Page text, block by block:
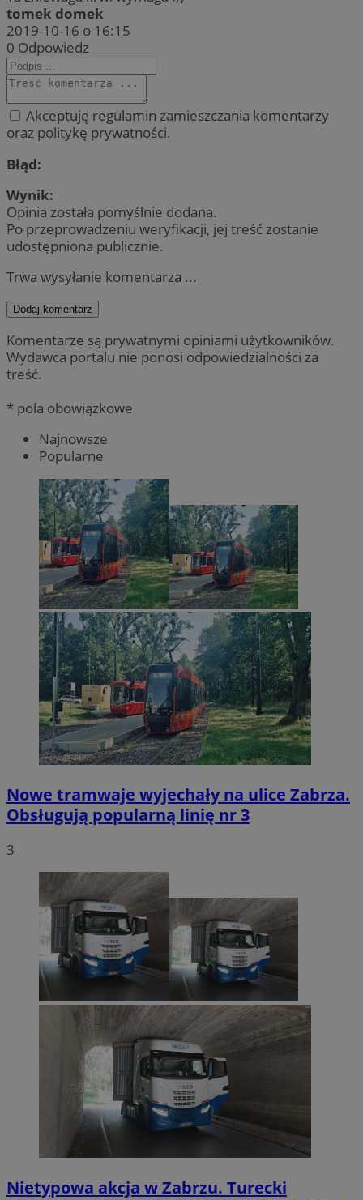
tomek domek
2019-10-16 o 16:15
0 Odpowiedz
Akceptuję regulamin zamieszczania komentarzy
oraz politykę prywatności.
Błąd:
Wynik:
Opinia została pomyślnie dodana.
Po przeprowadzeniu weryfikacji, jej treść zostanie
udostępniona publicznie.
Trwa wysyłanie komentarza ...
Dodaj komentarz
Komentarze są prywatnymi opiniami użytkowników.
Wydawca portalu nie ponosi odpowiedzialności za
treść.
* pola obowiązkowe
Najnowsze
Popularne
Nowe tramwaje wyjechały na ulice Zabrza.
Obsługują popularną linię nr 3
3
Nietypowa akcja w Zabrzu. Turecki